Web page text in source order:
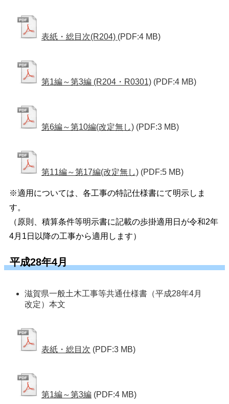
表紙・総目次(R204) (PDF:4 MB)
第1編～第3編 (R204・R0301) (PDF:4 MB)
第6編～第10編(改定無し) (PDF:3 MB)
第11編～第17編(改定無し) (PDF:5 MB)
※適用については、各工事の特記仕様書にて明示しま
す。
（原則、積算条件等明示書に記載の歩掛適用日が令和2年
4月1日以降の工事から適用します）
平成28年4月
滋賀県一般土木工事等共通仕様書（平成28年4月
改定）本文
表紙・総目次 (PDF:3 MB)
第1編～第3編 (PDF:4 MB)